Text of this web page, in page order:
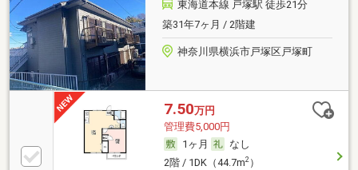
東海道本線 戸塚駅 徒歩21分
築31年7ヶ月 / 2階建
神奈川県横浜市戸塚区戸塚町
7.50万円
管理費5,000円
1ヶ月
なし
2階 / 1DK（44.7m2）